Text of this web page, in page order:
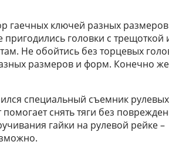
гаечных ключей разных
головки с трещоткой
Не обойтись без торцевых
размеров и форм. Конечно
специальный съемник рулевых
снять тяги без
гайки на рулевой рейке –